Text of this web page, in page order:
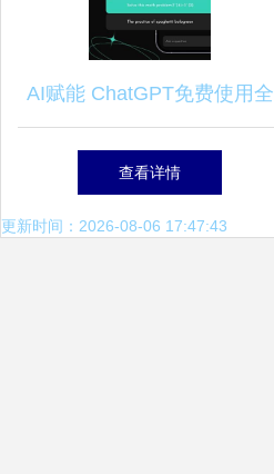
AI赋能 ChatGPT免费使用全
攻略（2023最新版）
查看详情
更新时间：2026-08-06 17:47:43